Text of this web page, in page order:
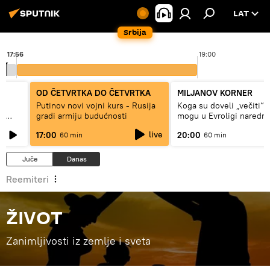
Srbija
LAT
19:00
17:56
OD ČETVRTKA DO ČETVRTKA
Putinov novi vojni kurs - Rusija
gradi armiju budućnosti
17:00 60 min live
MILJANOV KORNER
Koga su doveli „večiti“
mogu u Evroligi
20:00 60 min
Juče Danas
Reemiteri
ŽIVOT
Zanimljivosti iz zemlje i sveta